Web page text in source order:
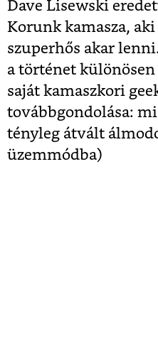
Dave Lisewski
Korunk kamasza,
szuperhős akar
a történet
saját kamaszkori
továbbgondolása:
tényleg átvált
üzemmódba)